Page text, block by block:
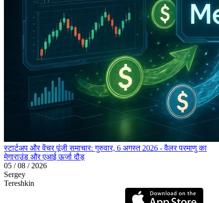
स्टार्टअप और वेंचर पूंजी समाचार: गुरुवार, 6 अगस्त 2026 - वैलर परमाणु का
मेगाराउंड और एआई ऊर्जा दौड़
05 / 08 / 2026
Sergey
Tereshkin